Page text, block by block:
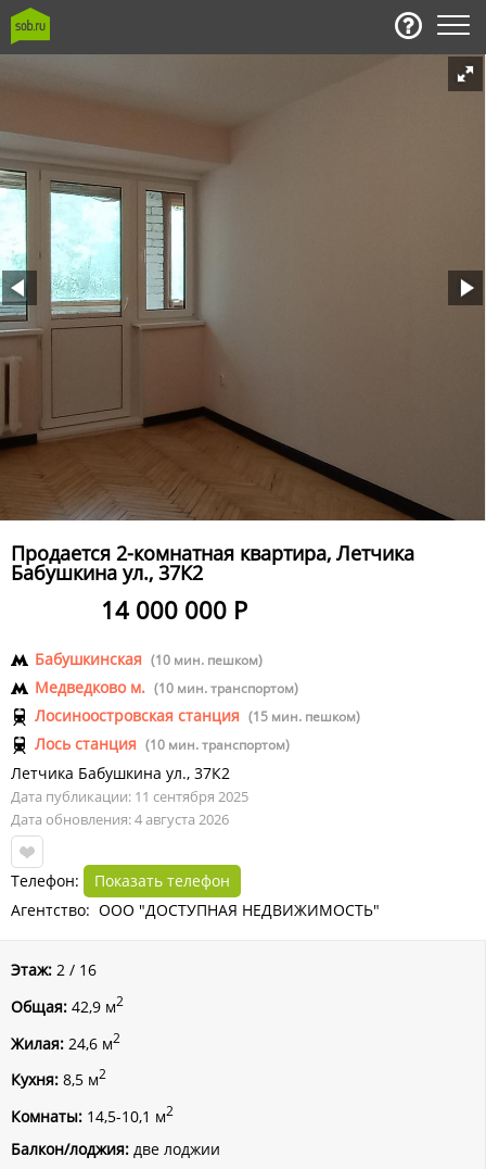
Продается 2-комнатная квартира, Летчика
Бабушкина ул., 37К2
14 000 000 Р
Бабушкинская (10 мин. пешком)
Медведково м. (10 мин. транспортом)
Лосиноостровская станция (15 мин. пешком)
Лось станция (10 мин. транспортом)
Летчика Бабушкина ул., 37К2
Дата публикации: 11 сентября 2025
Дата обновления: 4 августа 2026
Телефон:
Показать телефон
Агентство: ООО "ДОСТУПНАЯ НЕДВИЖИМОСТЬ"
Этаж: 2 / 16
Общая: 42,9 м2
Жилая: 24,6 м2
Кухня: 8,5 м2
Комнаты: 14,5-10,1 м2
Балкон/лоджия: две лоджии